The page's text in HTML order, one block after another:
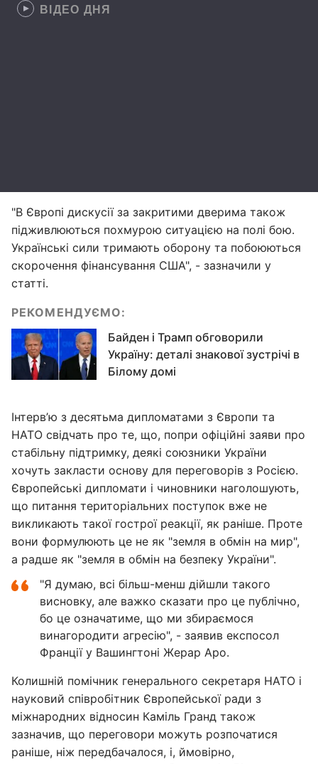
ВІДЕО ДНЯ
"В Європі дискусії за закритими дверима також
підживлюються похмурою ситуацією на полі бою.
Українські сили тримають оборону та побоюються
скорочення фінансування США", - зазначили у
статті.
РЕКОМЕНДУЄМО:
Байден і Трамп обговорили
Україну: деталі знакової зустрічі в
Білому домі
Інтерв’ю з десятьма дипломатами з Європи та
НАТО свідчать про те, що, попри офіційні заяви про
стабільну підтримку, деякі союзники України
хочуть закласти основу для переговорів з Росією.
Європейські дипломати і чиновники наголошують,
що питання територіальних поступок вже не
викликають такої гострої реакції, як раніше. Проте
вони формулюють це не як "земля в обмін на мир",
а радше як "земля в обмін на безпеку України".
"Я думаю, всі більш-менш дійшли такого
висновку, але важко сказати про це публічно,
бо це означатиме, що ми збираємося
винагородити агресію", - заявив експосол
Франції у Вашингтоні Жерар Аро.
Колишній помічник генерального секретаря НАТО і
науковий співробітник Європейської ради з
міжнародних відносин Каміль Гранд також
зазначив, що переговори можуть розпочатися
раніше, ніж передбачалося, і, ймовірно,